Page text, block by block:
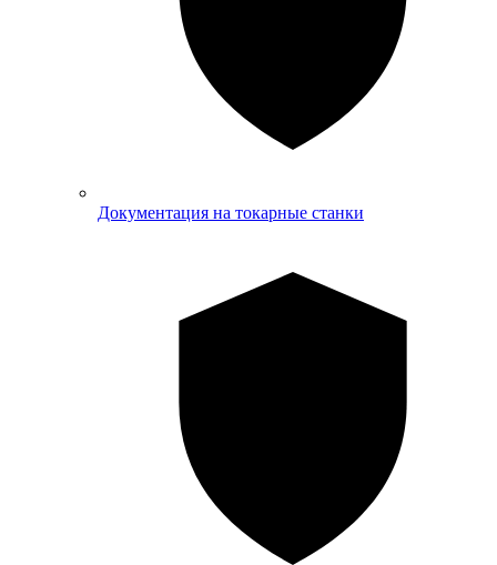
Документация на токарные станки